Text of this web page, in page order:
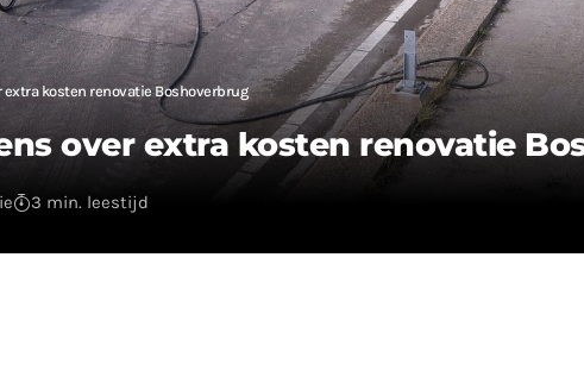
kosten renovatie Boshoverbrug
over extra kosten renovatie
3 min. leestijd